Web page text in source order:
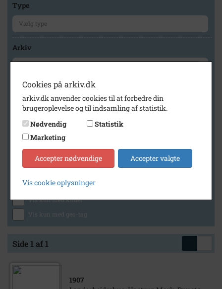
Type
Arkiv
Geografi
Generelt
Vis kun med billeder
Vis kun med lydklip
Vis kun med kilder
Vis kun med geo-tag
Side 1 af 1
1907
Cookies på arkiv.dk
arkiv.dk anvender cookies til at forbedre din
brugeroplevelse og til indsamling af statistik.
Nødvendig
Statistik
Marketing
Accepter nødvendige Accepter valgte
Vis cookie oplysninger